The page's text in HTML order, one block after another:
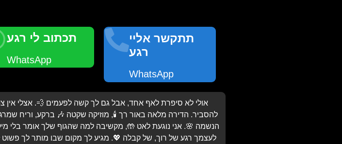
תכתוב לי רגע
WhatsApp
תתקשר אליי
רגע
WhatsApp
אולי לא סיפרת לאף אחד, אבל גם לך קשה לפעמים 💨. אצלי אין
להסביר. הדירה מלאה באור רך 🕯️, מוזיקה שקטה 🎶 ברקע, וריח
הנשמה 🌸. אני נוגעת לאט 🤲, מקשיבה למה שהגוף שלך אומר בלי
לעצמך רגע של רוך, של קבלה 💖. מגיע לך מקום שבו מותר לך פשוט